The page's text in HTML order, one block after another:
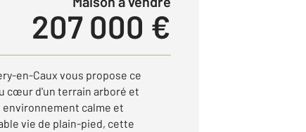
207 000 €
en-Caux vous propose ce
cœur d'un terrain arboré et
environnement calme et
vie de plain-pied, cette